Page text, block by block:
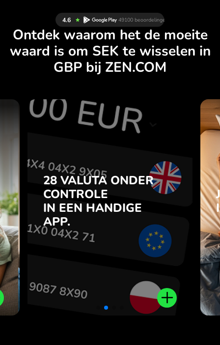
Ontdek waarom het de moeite
waard is om SEK te wisselen in
GBP bij ZEN.COM
28 VALUTA ONDER
CONTROLE
IN EEN HANDIGE
APP.
28 VALUTA ONDER
IN EEN HANDIGE
APP.
Koop SEK, verkoop GBP en
omgekeerd met één klik in de